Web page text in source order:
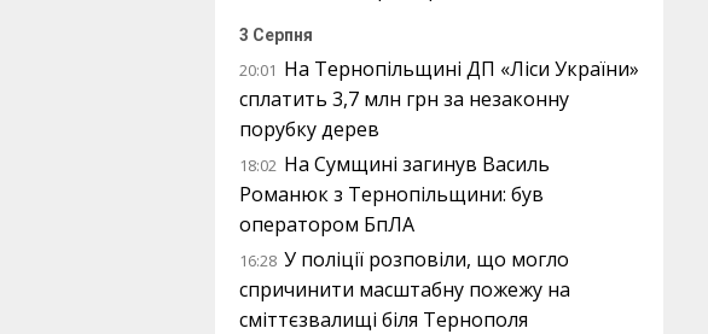
3 Серпня
20:01 На Тернопільщині ДП «Ліси України»
сплатить 3,7 млн грн за незаконну
порубку дерев
18:02 На Сумщині загинув Василь
Романюк з Тернопільщини: був
оператором БпЛА
16:28 У поліції розповіли, що могло
спричинити масштабну пожежу на
сміттєзвалищі біля Тернополя